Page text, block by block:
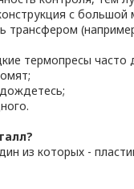
с
трансфером
термопресы
из которых -